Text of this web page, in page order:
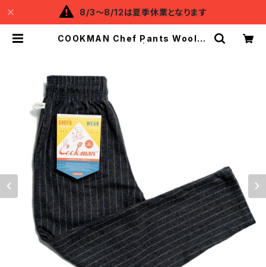
8/3～8/12は夏季休業となります
COOKMAN Chef Pants Wool M